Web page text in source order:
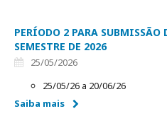
PERÍODO 2 PARA
SEMESTRE DE 2026
25/05/2026
25/05/26 a 20/06/26
Saiba mais